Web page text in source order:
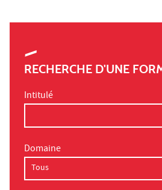
RECHERCHE D'UNE
Intitulé
Domaine